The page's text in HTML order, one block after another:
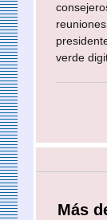
verde
Más